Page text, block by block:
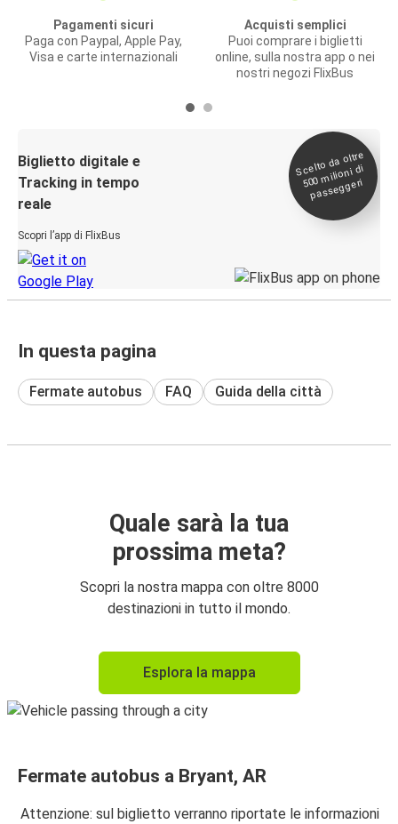
Pagamenti sicuri
Paga con Paypal, Apple Pay,
Visa e carte internazionali
Acquisti semplici
Puoi comprare i biglietti
online, sulla nostra app o nei
nostri negozi FlixBus
Biglietto digitale e
Tracking in tempo
reale
Scopri l’app di FlixBus
Scelto da oltre
500
milioni di
passeggeri
In questa pagina
Fermate autobus FAQ Guida della città
Quale sarà la tua
prossima meta?
Scopri la nostra mappa con oltre 8000
destinazioni in tutto il mondo.
Esplora la mappa
Fermate autobus a Bryant, AR
Attenzione: sul biglietto verranno riportate le informazioni